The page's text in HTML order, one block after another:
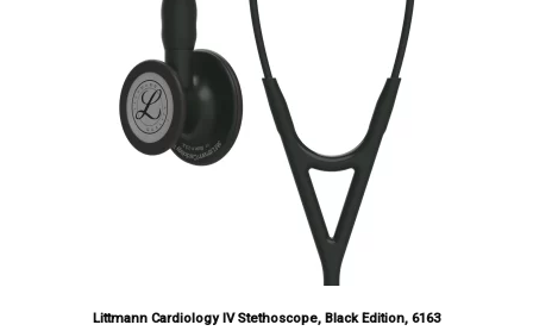
Littmann Cardiology IV Stethoscope, Black Edition, 6163